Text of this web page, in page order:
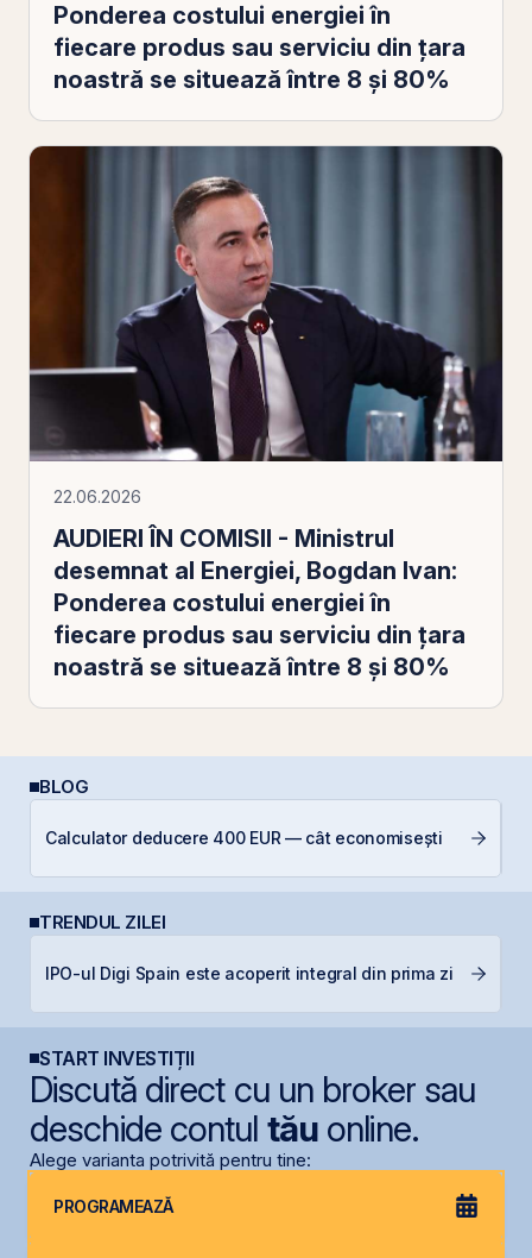
Ponderea costului energiei în
fiecare produs sau serviciu din ţara
noastră se situează între 8 şi 80%
22.06.2026
AUDIERI ÎN COMISII - Ministrul
desemnat al Energiei, Bogdan Ivan:
Ponderea costului energiei în
fiecare produs sau serviciu din ţara
noastră se situează între 8 şi 80%
BLOG
Calculator deducere 400 EUR — cât economisești
TRENDUL ZILEI
IPO-ul Digi Spain este acoperit integral din prima zi
START INVESTIȚII
Discută direct cu un broker sau
deschide contul tăuonline.
Alege varianta potrivită pentru tine:
PROGRAMEAZĂ